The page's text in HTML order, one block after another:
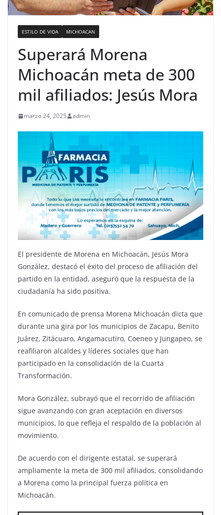
ESTILO DE VIDA MICHOACAN
Superará Morena
Michoacán meta de 300
mil afiliados: Jesús Mora
marzo 24, 2025 admin
El presidente de Morena en Michoacán, Jesús Mora
González, destacó el éxito del proceso de afiliación del
partido en la entidad, aseguró que la respuesta de la
ciudadanía ha sido positiva.
En comunicado de prensa Morena Michoacán dicta que
durante una gira por los municipios de Zacapu, Benito
Juárez, Zitácuaro, Angamacutiro, Coeneo y Jungapeo, se
reafiliaron alcaldes y líderes sociales que han
participado en la consolidación de la Cuarta
Transformación.
Mora González, subrayó que el recorrido de afiliación
sigue avanzando con gran aceptación en diversos
municipios, lo que refleja el respaldo de la población al
movimiento.
De acuerdo con el dirigente estatal, se superará
ampliamente la meta de 300 mil afiliados, consolidando
a Morena como la principal fuerza política en
Michoacán.